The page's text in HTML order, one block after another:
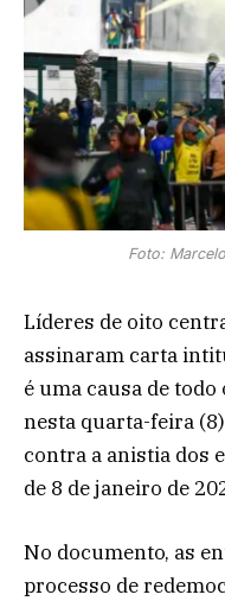
Foto:
Líderes de oito
assinaram carta
é uma causa de
nesta quarta-feira
contra a anistia dos
de 8 de janeiro de
No documento, as
processo de